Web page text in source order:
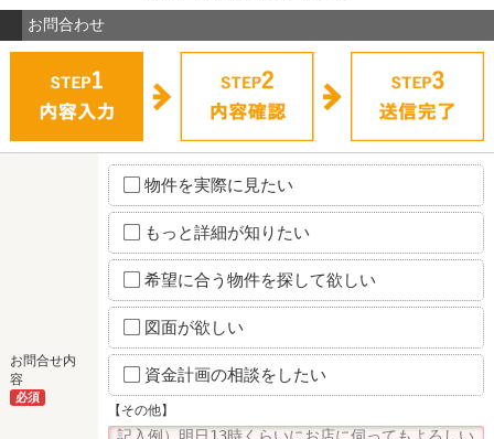
お問合わせ
お問合せ内
容
必須
物件を実際に見たい
もっと詳細が知りたい
希望に合う物件を探して欲しい
図面が欲しい
資金計画の相談をしたい
【その他】